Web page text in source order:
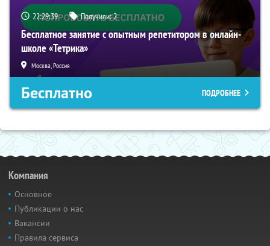
22:29:38 Получили:2
Бесплатное занятие с опытным репетитором в онлайн-
школе «Тетрика»
Москва, Россия
Бесплатно ПОДРОБНЕЕ
Компания
Основное
Публикации о нас
Вакансии
Правила сервиса